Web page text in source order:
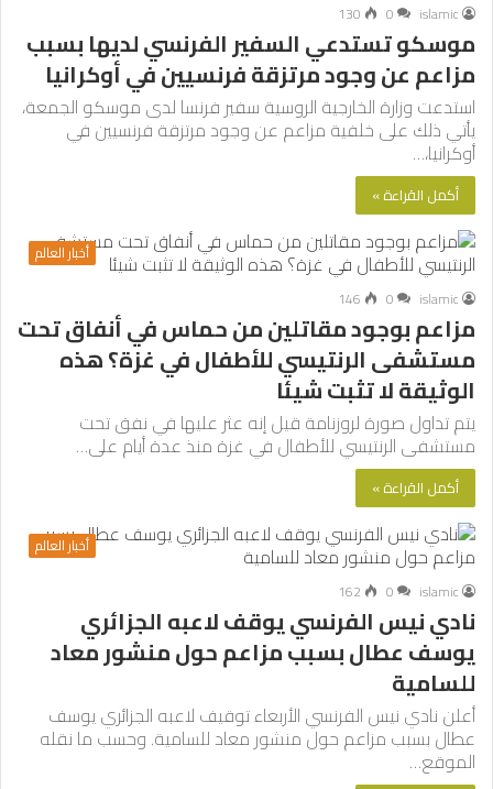
islamic
0
130
موسكو تستدعي السفير الفرنسي لديها بسبب
مزاعم عن وجود مرتزقة فرنسيين في أوكرانيا
استدعت وزارة الخارجية الروسية سفير فرنسا لدى موسكو الجمعة،
يأتي ذلك على خلفية مزاعم عن وجود مرتزقة فرنسيين في
أوكرانيا،…
أكمل القراءة »
أخبار العالم
islamic
0
146
مزاعم بوجود مقاتلين من حماس في أنفاق تحت
مستشفى الرنتيسي للأطفال في غزة؟ هذه
الوثيقة لا تثبت شيئا
يتم تداول صورة لروزنامة قيل إنه عثر عليها في نفق تحت
مستشفى الرنتيسي للأطفال في غزة منذ عدة أيام على…
أكمل القراءة »
أخبار العالم
islamic
0
162
نادي نيس الفرنسي يوقف لاعبه الجزائري
يوسف عطال بسبب مزاعم حول منشور معاد
للسامية
أعلن نادي نيس الفرنسي الأربعاء توقيف لاعبه الجزائري يوسف
عطال بسبب مزاعم حول منشور معاد للسامية. وحسب ما نقله
الموقع…